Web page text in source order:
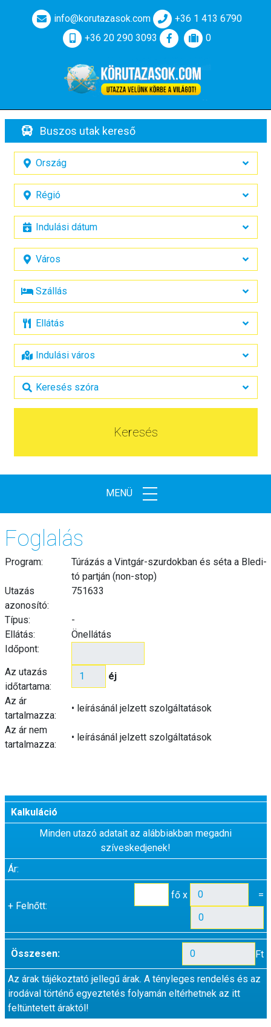
info@korutazasok.com
+36 1 413 6790
+36 20 290 3093
0
Buszos utak kereső
Keresés
MENÜ
Foglalás
Program:
Túrázás a Vintgár-szurdokban és séta a Bledi-
tó partján (non-stop)
Utazás
azonosító:
751633
Típus:
-
Ellátás:
Önellátás
Időpont:
Az utazás
időtartama:
éj
Az ár
tartalmazza:
• leírásánál jelzett szolgáltatások
Az ár nem
tartalmazza:
• leírásánál jelzett szolgáltatások
Kalkuláció
Minden utazó adatait az alábbiakban megadni
szíveskedjenek!
Ár:
+Felnőtt:
fő x =
Összesen: Ft
Az árak tájékoztató jellegű árak. A tényleges rendelés és az
irodával történő egyeztetés folyamán eltérhetnek az itt
feltüntetett áraktól!